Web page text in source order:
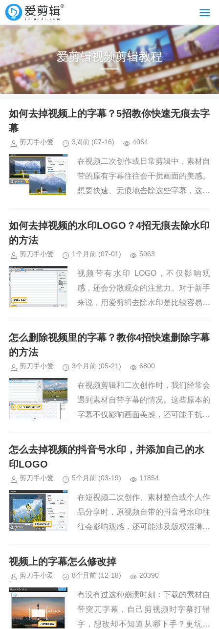
爱剪辑视频剪辑教程
如何去掉视频上的字幕？5招教你快速无痕去字
幕
剪刀手小爱 3周前 (07-16) 4064
在视频二次创作或日常剪辑中，素材自
带的原有字幕往往会干扰画面的美感。
想要快速、无痕地去除这些字幕，这里
即使是新手也能轻松搞定。下面为大家
如何去掉视频的水印LOGO？4招无痕去除水印
的方法
剪刀手小爱 1个月前 (07-01) 5963
视频带有水印 LOGO，不仅影响观
感，还会分散观众的注意力。对于新手
来说，用爱剪辑去除水印是比较容易上
I 功能可以在去除水印的同时尽量保持
怎么删除视频里的字幕？教你4招快速删除字幕
的方法
剪刀手小爱 3个月前 (05-21) 6800
在视频剪辑和二次创作时，我们经常会
遇到素材自带字幕的情况。这些原本的
字幕不仅影响画面美感，还可能干扰我
家使用爱剪辑，通过 4 种简单高效的
怎么去掉视频的抖音号水印，并添加自己的水
印LOGO
剪刀手小爱 5个月前 (03-19) 11854
在短视频二次创作、素材整合或个人作
品分享时，原视频自带的抖音号水印往
往会影响观感，还可能涉及版权混淆；
又能有效保护原创权益。今天就为大家
详细拆解，如何用爱剪辑软件快速...
视频上的字幕怎么修改掉
剪刀手小爱 8个月前 (12-18) 20390
有没有过这种崩溃时刻：下载的素材自
带突兀字幕，自己剪视频时字幕打错
字，想改却不知道从哪下手？更坑的